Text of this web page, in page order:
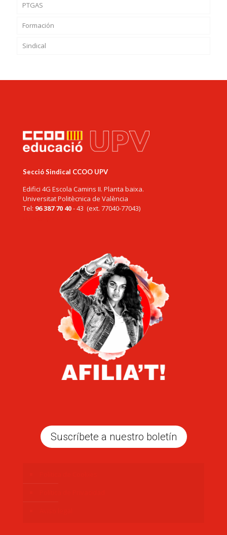
PTGAS
Formación
Sindical
Secció Sindical CCOO UPV
Edifici 4G Escola Camins II. Planta baixa.
Universitat Politècnica de València
Tel: 96 387 70 40- 43 (ext. 77040-77043)
Suscríbete a nuestro boletín